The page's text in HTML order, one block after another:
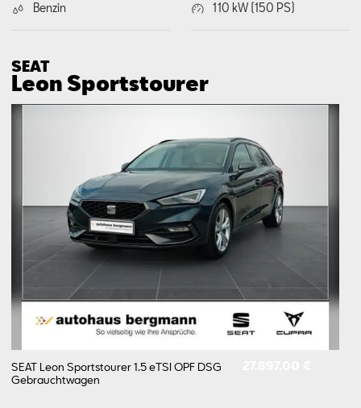
Benzin 110 kW (150 PS)
SEAT
Leon Sports­tourer
SEAT Leon Sportstourer 1.5 eTSI OPF DSG
Gebrauchtwagen